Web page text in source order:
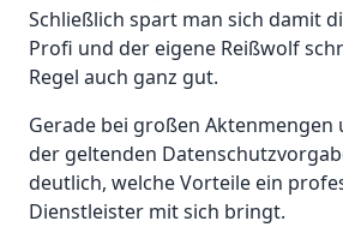
Schließlich spart man sich damit
Profi und der eigene Reißwolf
Regel auch ganz gut.
Gerade bei großen Aktenmengen
der geltenden
deutlich, welche Vorteile ein
Dienstleister mit sich bringt.